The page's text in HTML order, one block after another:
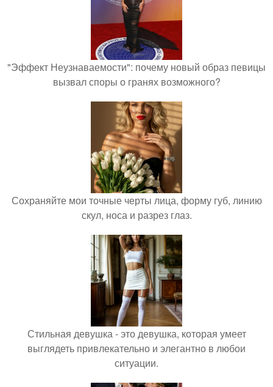
"Эффект Неузнаваемости": почему новый образ певицы
вызвал споры о гранях возможного?
Сохраняйте мои точные черты лица, форму губ, линию
скул, носа и разрез глаз.
Стильная девушка - это девушка, которая умеет
выглядеть привлекательно и элегантно в любои
ситуации.